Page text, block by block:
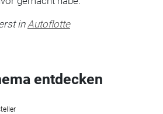
in Autoflotte
entdecken